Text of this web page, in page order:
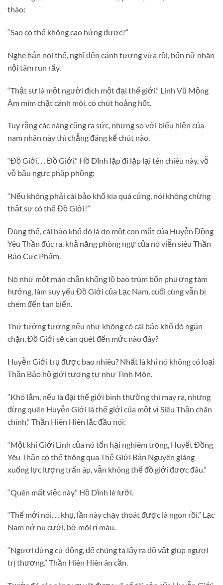
thào:
“Sao có thể không cao hứng được?”
Nghe hắn nói thế, nghĩ đến cảnh tượng vừa rồi, bốn nữ nhân
nội tâm run rẩy.
“Thật sự là một người địch một đại thế giới.” Linh Vũ Mộng
Âm mím chặt cánh môi, có chút hoảng hốt.
Tuy rằng các nàng cũng ra sức, nhưng so với biểu hiện của
nam nhân này thì chẳng đáng kể chút nào.
“Đồ Giới. . . Đồ Giới.” Hồ Dĩnh lặp đi lặp lại tên chiêu này, vỗ
vỗ bầu ngực phập phồng:
“Nếu không phải cái bảo khố kia quá cứng, nói không chừng
thật sự có thể Đồ Giới!”
Đúng thế, cái bảo khố đó là do một con mắt của Huyễn Đồng
Yêu Thần đúc ra, khả năng phòng ngự của nó viễn siêu Thần
Bảo Cực Phẩm.
Nó như một màn chắn khổng lồ bao trùm bốn phương tám
hướng, làm suy yếu Đồ Giới của Lạc Nam, cuối cùng vẫn bị
chém đến tan biến.
Thử tưởng tượng nếu như không có cái bảo khố đó ngăn
chặn, Đồ Giới sẽ càn quét đến mức nào đây?
Huyễn Giới trụ được bao nhiêu? Nhất là khi nó không có loại
Thần Bảo hộ giới tương tự như Tinh Môn.
“Khó lắm, nếu là đại thế giới bình thường thì may ra, nhưng
đừng quên Huyễn Giới là thế giới của một vị Siêu Thần chân
chính.” Thần Hiên Hiên lắc đầu nói:
“Một khi Giới Linh của nó tổn hại nghiêm trọng, Huyết Đồng
Yêu Thần có thể thông qua Thế Giới Bản Nguyên giáng
xuống lực lượng trấn áp, vẫn không thể đồ giới được đâu.”
“Quên mất việc này.” Hồ Dĩnh lè lưỡi.
“Thế mới nói. . . khụ, lần này chạy thoát được là ngon rồi.” Lạc
Nam nở nụ cười, bờ môi rỉ máu.
“Ngươi đừng cử động, để chúng ta lấy ra đồ vật giúp ngươi
trị thương.” Thần Hiên Hiên ân cần.